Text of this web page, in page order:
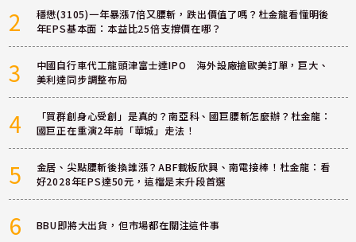
2
穩懋(3105)一年暴漲7倍又腰斬，跌出價值了嗎？杜金龍看懂明後
年EPS基本面：本益比25倍支撐價在哪？
3
中國自行車代工龍頭津富士達IPO 海外設廠搶歐美訂單，巨大、
美利達同步調整布局
4
「買群創身心受創」是真的？南亞科、國巨腰斬怎麼辦？杜金龍：
國巨正在重演2年前「華城」走法！
5
金居、尖點腰斬後換誰漲？ABF載板欣興、南電接棒！杜金龍：看
好2028年EPS達50元，這檔是末升段首選
6 BBU即將大出貨，但市場都在關注這件事